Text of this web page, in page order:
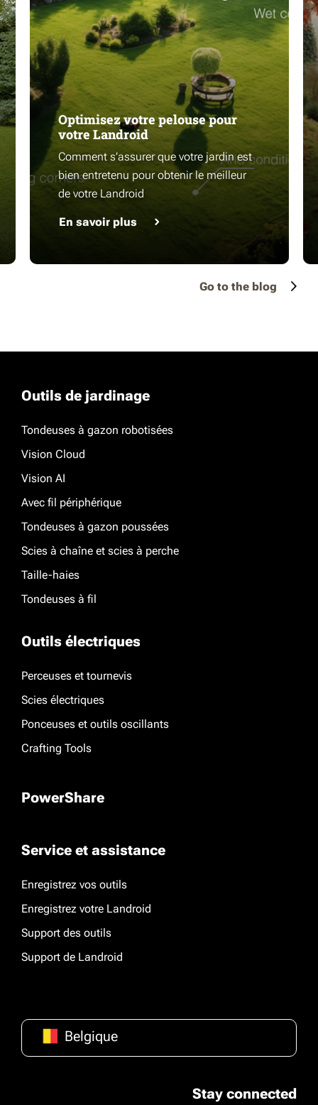
Optimisez votre pelouse pour
votre Landroid
Comment s’assurer que votre jardin est
bien entretenu pour obtenir le meilleur
de votre Landroid
En savoir plus
Go to the blog
Outils de jardinage
Tondeuses à gazon robotisées
Vision Cloud
Vision AI
Avec fil périphérique
Tondeuses à gazon poussées
Scies à chaîne et scies à perche
Taille-haies
Tondeuses à fil
Outils électriques
Perceuses et tournevis
Scies électriques
Ponceuses et outils oscillants
Crafting Tools
PowerShare
Service et assistance
Enregistrez vos outils
Enregistrez votre Landroid
Support des outils
Support de Landroid
Belgique
Stay connected